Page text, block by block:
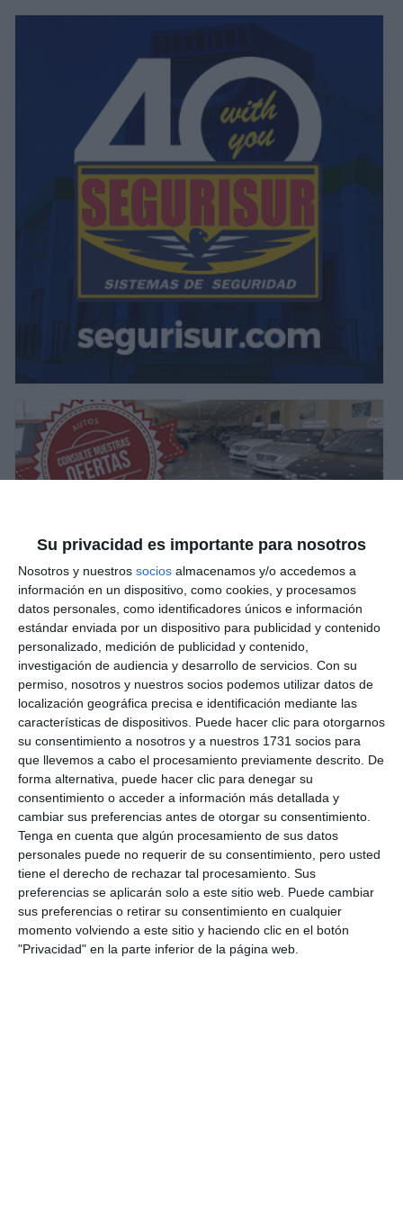
Su privacidad es importante para nosotros
Nosotros y nuestros socios almacenamos y/o accedemos a
información en un dispositivo, como cookies, y procesamos
datos personales, como identificadores únicos e información
estándar enviada por un dispositivo para publicidad y contenido
personalizado, medición de publicidad y contenido,
investigación de audiencia y desarrollo de servicios. Con su
permiso, nosotros y nuestros socios podemos utilizar datos de
localización geográfica precisa e identificación mediante las
características de dispositivos. Puede hacer clic para otorgarnos
su consentimiento a nosotros y a nuestros 1731 socios para
que llevemos a cabo el procesamiento previamente descrito. De
forma alternativa, puede hacer clic para denegar su
consentimiento o acceder a información más detallada y
cambiar sus preferencias antes de otorgar su consentimiento.
Tenga en cuenta que algún procesamiento de sus datos
personales puede no requerir de su consentimiento, pero usted
tiene el derecho de rechazar tal procesamiento. Sus
preferencias se aplicarán solo a este sitio web. Puede cambiar
sus preferencias o retirar su consentimiento en cualquier
momento volviendo a este sitio y haciendo clic en el botón
"Privacidad" en la parte inferior de la página web.